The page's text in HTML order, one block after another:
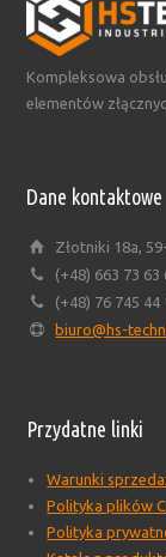
Kompleksowa
elementów
Dane kontaktowe
Złotniki 18a,
(+48) 663 73 63
(+48) 76 745 44
biuro@hs-
Przydatne linki
Warunki
Polityka plików
Polityka